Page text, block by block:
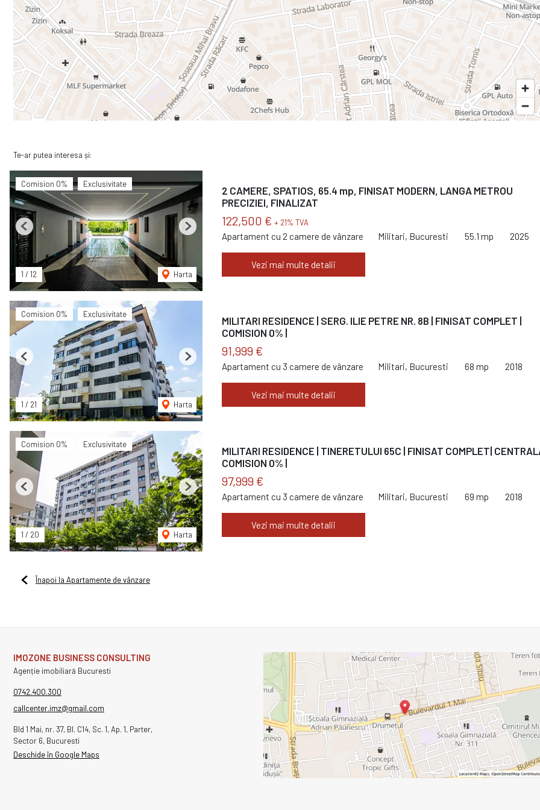
Te-ar putea interesa și:
Comision 0% Exclusivitate
1 / 12 Harta
Previous Next
2 CAMERE, SPATIOS, 65.4 mp, FINISAT MODERN, LANGA METROU
PRECIZIEI, FINALIZAT
122,500 € + 21% TVA
Apartament cu 2 camere de vânzare Militari, Bucuresti 55.1 mp 2025
Vezi mai multe detalii
Comision 0% Exclusivitate
1 / 21 Harta
Previous Next
MILITARI RESIDENCE | SERG. ILIE PETRE NR. 8B | FINISAT COMPLET |
COMISION 0% |
91,999 €
Apartament cu 3 camere de vânzare Militari, Bucuresti 68 mp 2018
Vezi mai multe detalii
Comision 0% Exclusivitate
1 / 20 Harta
Previous Next
MILITARI RESIDENCE | TINERETULUI 65C | FINISAT COMPLET|
COMISION 0% |
97,999 €
Apartament cu 3 camere de vânzare Militari, Bucuresti 69 mp 2018
Vezi mai multe detalii
Înapoi la Apartamente de vânzare
IMOZONE BUSINESS CONSULTING
Agenție imobiliară Bucuresti
0742.400.300
callcenter.imz@gmail.com
Bld 1 Mai, nr. 37, Bl. C14, Sc. 1, Ap. 1, Parter,
Sector 6, Bucuresti
Deschide în Google Maps